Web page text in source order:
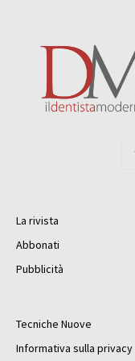
La rivista
Abbonati
Pubblicità
Tecniche Nuove
Informativa sulla privacy